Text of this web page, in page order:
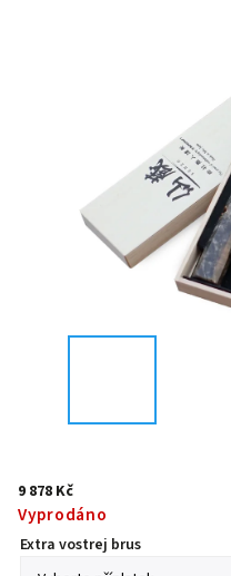
9 878 Kč
Vyprodáno
Extra vostrej brus